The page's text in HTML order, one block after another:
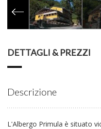
DETTAGLI & PREZZI
Descrizione
L'Albergo Primula è situato